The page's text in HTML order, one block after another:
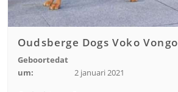
Oudsberge Dogs Voko Vongo
Geboortedat
um:
2 januari 2021